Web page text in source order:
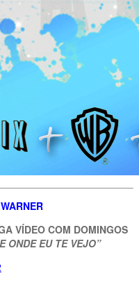
VÍDEO COM DOMINGOS
ONDE EU TE VEJO”